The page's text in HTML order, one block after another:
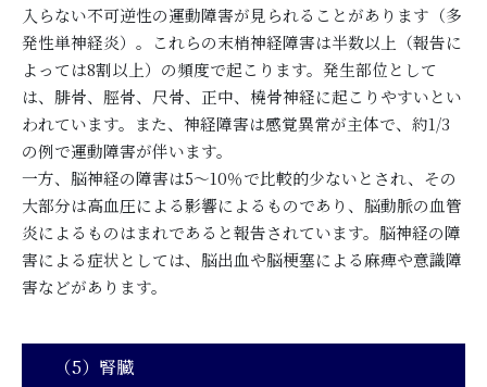
入らない不可逆性の運動障害が見られることがあります（多
発性単神経炎）。これらの末梢神経障害は半数以上（報告に
よっては8割以上）の頻度で起こります。発生部位として
は、腓骨、脛骨、尺骨、正中、橈骨神経に起こりやすいとい
われています。また、神経障害は感覚異常が主体で、約1/3
の例で運動障害が伴います。
一方、脳神経の障害は5～10％で比較的少ないとされ、その
大部分は高血圧による影響によるものであり、脳動脈の血管
炎によるものはまれであると報告されています。脳神経の障
害による症状としては、脳出血や脳梗塞による麻痺や意識障
害などがあります。
（5）腎臓